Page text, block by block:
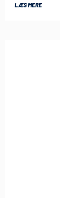
LÆS MERE